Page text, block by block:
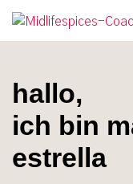
hallo,
ich bin
estrella